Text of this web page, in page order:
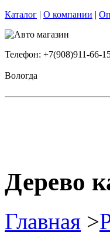
Каталог | О компании |
Телефон: +7(908)911-66-
Вологда
Дерево
Главная >